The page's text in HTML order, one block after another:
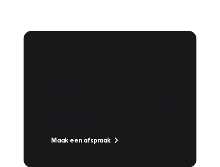
Maak een afspraak